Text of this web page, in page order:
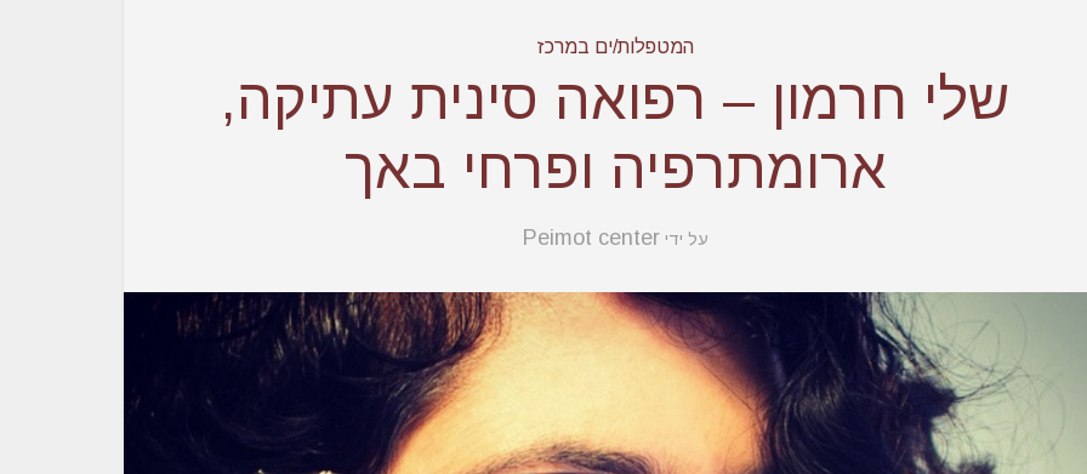
המטפלות/ים במרכז
שלי חרמון – רפואה סינית עתיקה,
ארומתרפיה ופרחי באך
על ידיPeimot center